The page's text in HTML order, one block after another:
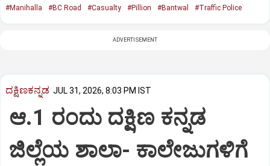
#Manihalla #BC Road #Casualty #Pillion #Bantwal #Traffic Police
ADVERTISEMENT
ದಕ್ಷಿಣಕನ್ನಡ JUL 31, 2026, 8:03 PM IST
ಆ.1 ರಂದು ದಕ್ಷಿಣ ಕನ್ನಡ
ಜಿಲ್ಲೆಯ ಶಾಲಾ- ಕಾಲೇಜುಗಳಿಗೆ